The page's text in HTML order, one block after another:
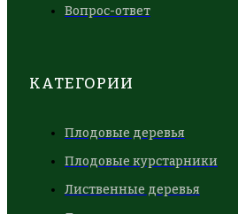
Вопрос-ответ
КАТЕГОРИИ
Плодовые деревья
Плодовые курстарники
Лиственные деревья